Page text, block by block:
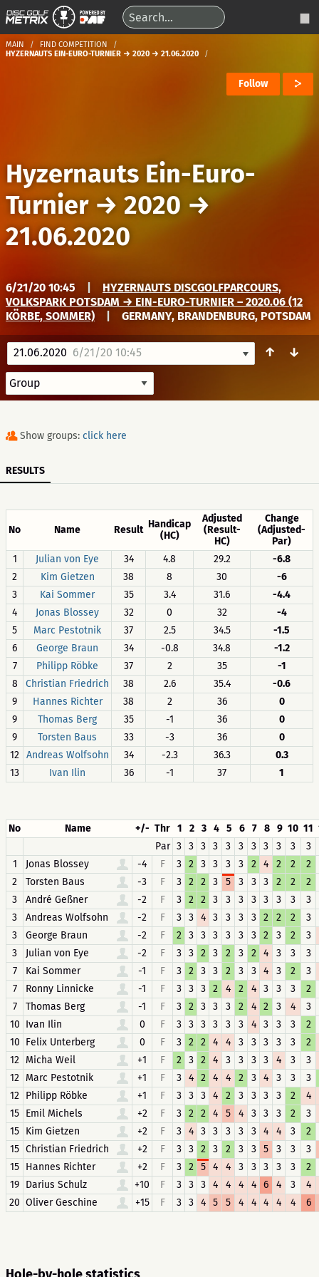
MAIN
FIND COMPETITION
HYZERNAUTS EIN-EURO-TURNIER → 2020 → 21.06.2020
Follow
Hyzernauts Ein-Euro-
Turnier→ 2020 →
21.06.2020
6/21/20 10:45
HYZERNAUTS DISCGOLFPARCOURS,
VOLKSPARK POTSDAM → EIN-EURO-TURNIER – 2020.06 (12
KÖRBE, SOMMER)
GERMANY, BRANDENBURG, POTSDAM
21.06.2020 6/21/20 10:45 ↑ ↓
Show groups: click here
RESULTS
No Name Result Handicap
(HC)
Adjusted
(Result-
HC)
Change
(Adjusted-
Par)
1
Julian von Eye 34 4.8 29.2
-6.8
2
Kim Gietzen 38 8 30
-6
3
Kai Sommer 35 3.4 31.6
-4.4
4
Jonas Blossey 32 0 32
-4
5
Marc Pestotnik 37 2.5 34.5
-1.5
6
George Braun 34 -0.8 34.8
-1.2
7
Philipp Röbke 37 2 35
-1
8
Christian Friedrich 38 2.6 35.4
-0.6
9
Hannes Richter 38 2 36
0
9
Thomas Berg 35 -1 36
0
9
Torsten Baus 33 -3 36
0
12 Andreas Wolfsohn 34 -2.3 36.3
0.3
13
Ivan Ilin 36 -1 37 1
No Name +/- Thr 1 2 3 4 5 6 7 8 9 10 11
Par 3 3 3 3 3 3 3 3 3 3
3
1
Jonas Blossey -4 F 3 2 3 3 3 3 2 4 2 2
2
2
Torsten Baus -3 F 3 2 2 3 5 3 3 3 2 2
2
3
André Geßner -2 F 3 2 2 3 3 3 3 3 3 3
3
3
Andreas Wolfsohn -2 F 3 3 4 3 3 3 3 2 2 2
3
3
George Braun -2 F 2 3 3 3 3 3 3 2 3 2
3
3
Julian von Eye -2 F 3 3 2 3 2 3 2 4 3 3
3
7
Kai Sommer -1 F 3 2 3 3 2 3 3 4 3 2
3
7
Ronny Linnicke -1 F 3 3 3 2 4 2 4 3 3 3
2
7
Thomas Berg -1 F 3 2 3 3 3 2 4 2 3 4
3
10 Ivan Ilin 0 F 3 3 3 3 3 3 4 3 3 3
2
10 Felix Unterberg 0 F 3 2 2 4 4 3 3 3 3 3
2
12 Micha Weil +1 F 2 3 2 4 3 3 3 3 4 3
3
12 Marc Pestotnik +1 F 3 4 2 4 4 2 3 4 3 3
3
12 Philipp Röbke +1 F 3 3 3 4 2 3 3 3 3 2
4
15 Emil Michels +2 F 3 2 2 4 5 4 3 3 3 2
3
15 Kim Gietzen +2 F 3 4 3 3 3 3 3 4 4 3
2
15 Christian Friedrich +2 F 3 3 2 3 2 3 3 5 3 3
3
15 Hannes Richter +2 F 3 2 5 4 4 3 3 3 3 3
2
19 Darius Schulz +10 F 3 3 3 4 4 4 4 6 4 3
4
20 Oliver Geschine +15 F 3 3 4 5 5 4 4 4 4 4 6